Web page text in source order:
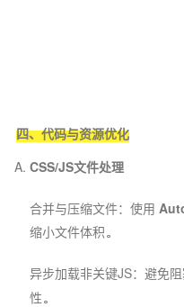
四、代码与资源优化
CSS/JS文件处理
合并与压缩文件：使用
缩小文件体积。
异步加载非关键JS：避免
性。